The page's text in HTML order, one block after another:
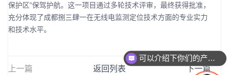
保护区”保驾护航。这一项目通过多轮技术评审，最终获得批准，
充分体现了成都捌三肆一在无线电监测定位技术方面的专业实力
和技术水平。
上一篇 返回列表 下一篇
可以介绍下你们的产品么